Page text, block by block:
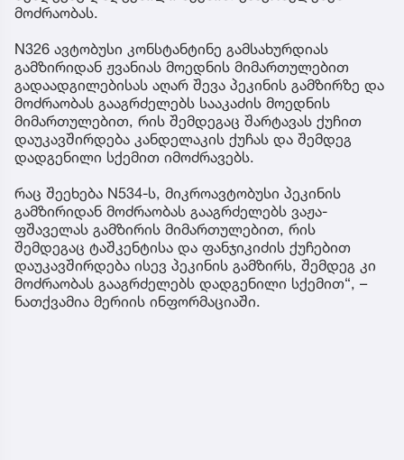
მოძრაობას.
N326 ავტობუსი კონსტანტინე გამსახურდიას
გამზირიდან ჟვანიას მოედნის მიმართულებით
გადაადგილებისას აღარ შევა პეკინის გამზირზე და
მოძრაობას გააგრძელებს სააკაძის მოედნის
მიმართულებით, რის შემდეგაც შარტავას ქუჩით
დაუკავშირდება კანდელაკის ქუჩას და შემდეგ
დადგენილი სქემით იმოძრავებს.
რაც შეეხება N534-ს, მიკროავტობუსი პეკინის
გამზირიდან მოძრაობას გააგრძელებს ვაჟა-
ფშაველას გამზირის მიმართულებით, რის
შემდეგაც ტაშკენტისა და ფანჯიკიძის ქუჩებით
დაუკავშირდება ისევ პეკინის გამზირს, შემდეგ კი
მოძრაობას გააგრძელებს დადგენილი სქემით“, –
ნათქვამია მერიის ინფორმაციაში.